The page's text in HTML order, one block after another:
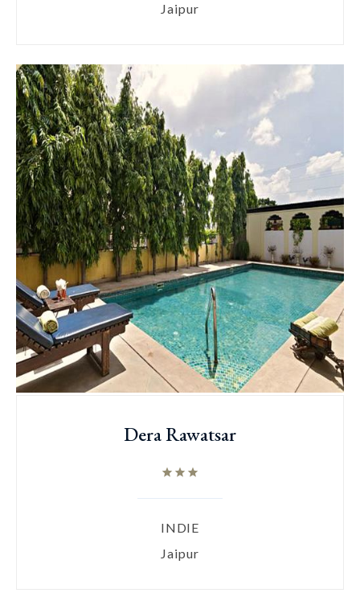
Jaipur
Dera Rawatsar
INDIE
Jaipur